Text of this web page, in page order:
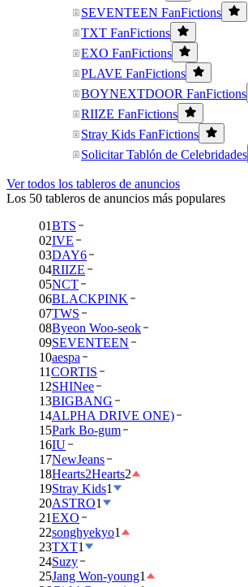
SEVENTEEN FanFictions
TXT FanFictions
EXO FanFictions
PLAVE FanFictions
BOYNEXTDOOR FanFictions
RIIZE FanFictions
Stray Kids FanFictions
Solicitar Tablón de Celebridades
Ver todos los tableros de anuncios
Los 50 tableros de anuncios más populares
01BTS
02IVE
03DAY6
04RIIZE
05NCT
06BLACKPINK
07TWS
08Byeon Woo-seok
09SEVENTEEN
10aespa
11CORTIS
12SHINee
13BIGBANG
14ALPHA DRIVE ONE)
15Park Bo-gum
16IU
17NewJeans
18Hearts2Hearts2
19Stray Kids1
20ASTRO1
21EXO
22songhyekyo1
23TXT1
24Suzy
25Jang Won-young1